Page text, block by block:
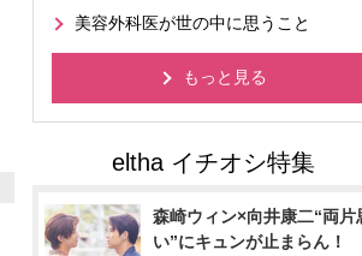
美容外科医が世の中に思うこと
もっと見る
森崎ウィン×向井康二“両片
い”にキュンが止まらん！